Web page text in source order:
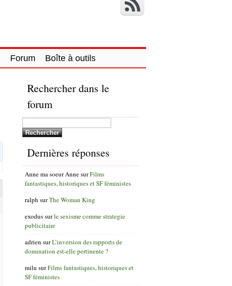
Forum Boîte à outils
Rechercher dans le
forum
Dernières réponses
Anne ma soeur AnnesurFilms
fantastiques, historiques et SF féministes
ralph surThe Woman King
exodussurle sexisme comme strategie
publicitaire
adrien surL’inversion des rapports de
domination est-elle pertinente ?
milu surFilms fantastiques, historiques et
SF féministes